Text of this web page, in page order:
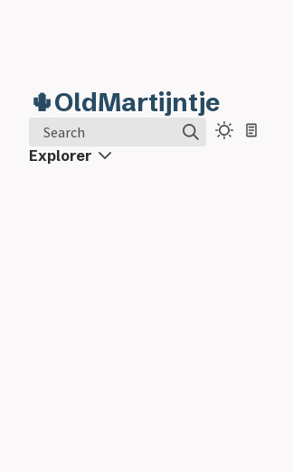
🌵OldMartijntje
Search
Explorer